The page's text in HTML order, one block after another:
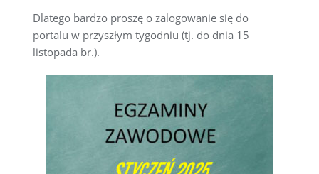
Dlatego bardzo proszę o zalogowanie się do
portalu w przyszłym tygodniu (tj. do dnia 15
listopada br.).